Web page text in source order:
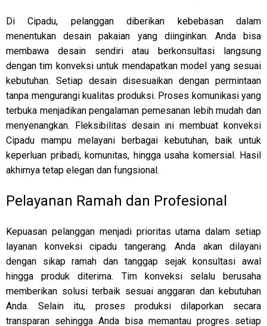
Di Cipadu, pelanggan diberikan kebebasan dalam
menentukan desain pakaian yang diinginkan. Anda bisa
membawa desain sendiri atau berkonsultasi langsung
dengan tim konveksi untuk mendapatkan model yang sesuai
kebutuhan. Setiap desain disesuaikan dengan permintaan
tanpa mengurangi kualitas produksi. Proses komunikasi yang
terbuka menjadikan pengalaman pemesanan lebih mudah dan
menyenangkan. Fleksibilitas desain ini membuat konveksi
Cipadu mampu melayani berbagai kebutuhan, baik untuk
keperluan pribadi, komunitas, hingga usaha komersial. Hasil
akhirnya tetap elegan dan fungsional.
Pelayanan Ramah dan Profesional
Kepuasan pelanggan menjadi prioritas utama dalam setiap
layanan konveksi cipadu tangerang. Anda akan dilayani
dengan sikap ramah dan tanggap sejak konsultasi awal
hingga produk diterima. Tim konveksi selalu berusaha
memberikan solusi terbaik sesuai anggaran dan kebutuhan
Anda. Selain itu, proses produksi dilaporkan secara
transparan sehingga Anda bisa memantau progres setiap